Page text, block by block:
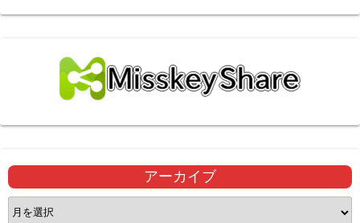
アーカイブ
ア